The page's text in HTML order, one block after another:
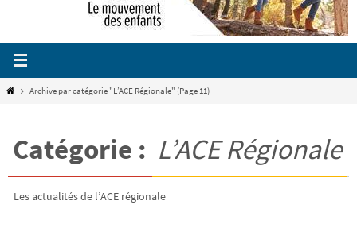
HomeArchive par catégorie "L’ACE Régionale" (Page 11)
Catégorie : L’ACE Régionale
Les actualités de l’ACE régionale